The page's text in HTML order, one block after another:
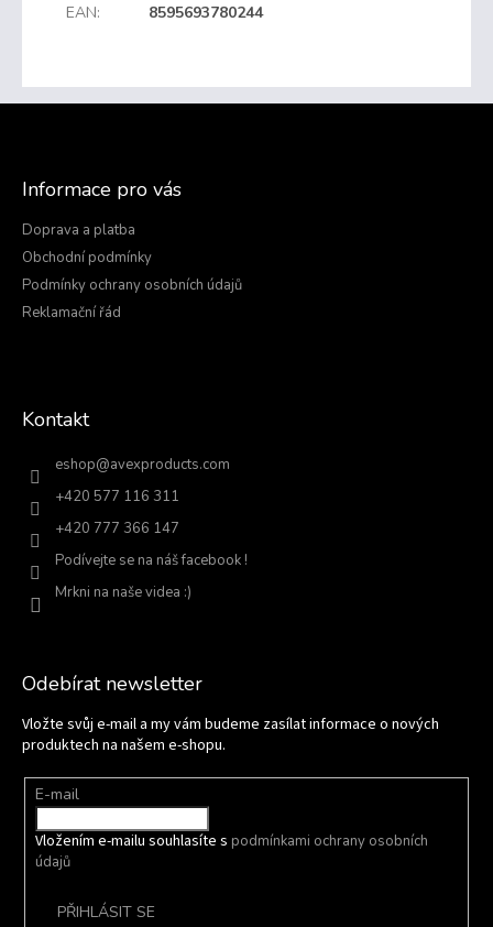
EAN: 8595693780244
Informace pro vás
Doprava a platba
Obchodní podmínky
Podmínky ochrany osobních údajů
Reklamační řád
Kontakt
eshop@avexproducts.com
+420 577 116 311
+420 777 366 147
Podívejte se na náš facebook !
Mrkni na naše videa :)
Odebírat newsletter
Vložte svůj e-mail a my vám budeme zasílat informace o nových
produktech na našem e-shopu.
E-mail
Vložením e-mailu souhlasíte s podmínkami ochrany osobních
údajů
PŘIHLÁSIT SE